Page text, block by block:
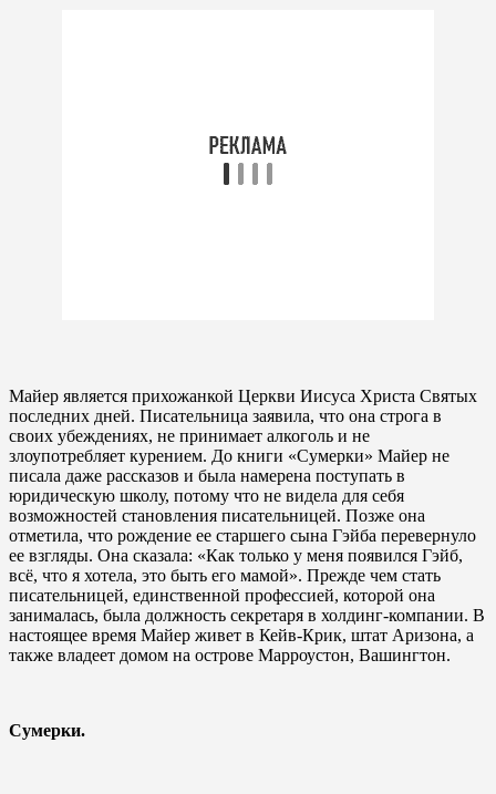
Майер является прихожанкой Церкви Иисуса Христа Святых
последних дней. Писательница заявила, что она строга в
своих убеждениях, не принимает алкоголь и не
злоупотребляет курением. До книги «Сумерки» Майер не
писала даже рассказов и была намерена поступать в
юридическую школу, потому что не видела для себя
возможностей становления писательницей. Позже она
отметила, что рождение ее старшего сына Гэйба перевернуло
ее взгляды. Она сказала: «Как только у меня появился Гэйб,
всё, что я хотела, это быть его мамой». Прежде чем стать
писательницей, единственной профессией, которой она
занималась, была должность секретаря в холдинг-компании. В
настоящее время Майер живет в Кейв-Крик, штат Аризона, а
также владеет домом на острове Марроустон, Вашингтон.
Сумерки.